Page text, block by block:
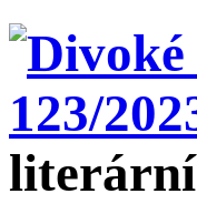
literární